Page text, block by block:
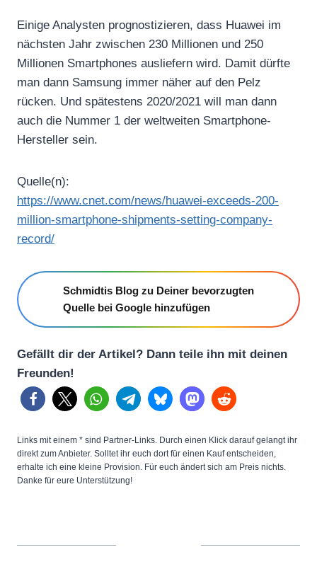
Einige Analysten prognostizieren, dass Huawei im
nächsten Jahr zwischen 230 Millionen und 250
Millionen Smartphones ausliefern wird. Damit dürfte
man dann Samsung immer näher auf den Pelz
rücken. Und spätestens 2020/2021 will man dann
auch die Nummer 1 der weltweiten Smartphone-
Hersteller sein.
Quelle(n):
https://www.cnet.com/news/huawei-exceeds-200-
million-smartphone-shipments-setting-company-
record/
Schmidtis Blog zu Deiner bevorzugten
Quelle bei Google hinzufügen
Gefällt dir der Artikel? Dann teile ihn mit deinen
Freunden!
Links mit einem * sind Partner-Links. Durch einen Klick darauf gelangt ihr
direkt zum Anbieter. Solltet ihr euch dort für einen Kauf entscheiden,
erhalte ich eine kleine Provision. Für euch ändert sich am Preis nichts.
Danke für eure Unterstützung!